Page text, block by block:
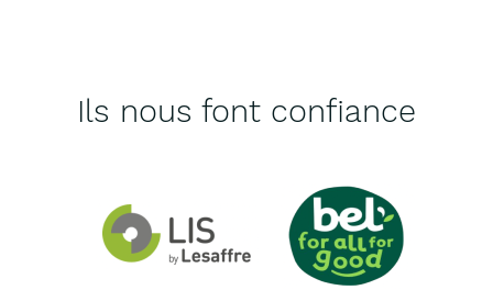
Ils nous font confiance